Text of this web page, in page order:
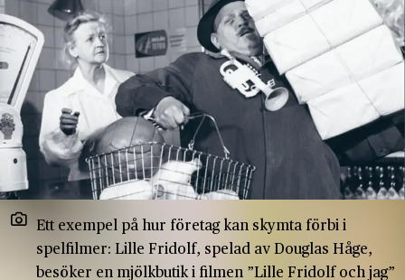
Ett exempel på hur företag kan skymta förbi i
spelfilmer: Lille Fridolf, spelad av Douglas Håge,
besöker en mjölkbutik i filmen ”Lille Fridolf och jag”